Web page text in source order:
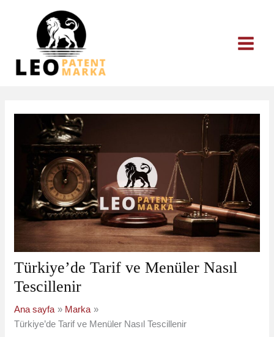
Türkiye’de Tarif ve Menüler Nasıl
Tescillenir
Ana sayfa
Marka
Türkiye’de Tarif ve Menüler Nasıl Tescillenir